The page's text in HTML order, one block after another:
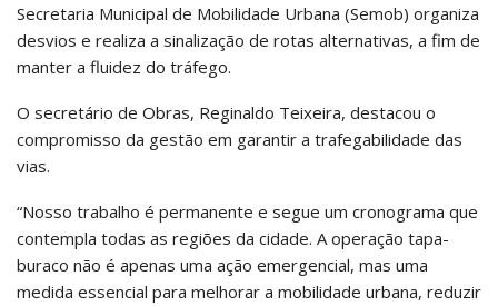
Secretaria Municipal de Mobilidade Urbana (Semob) organiza
desvios e realiza a sinalização de rotas alternativas, a fim de
manter a fluidez do tráfego.
O secretário de Obras, Reginaldo Teixeira, destacou o
compromisso da gestão em garantir a trafegabilidade das
vias.
“Nosso trabalho é permanente e segue um cronograma que
contempla todas as regiões da cidade. A operação tapa-
buraco não é apenas uma ação emergencial, mas uma
medida essencial para melhorar a mobilidade urbana, reduzir